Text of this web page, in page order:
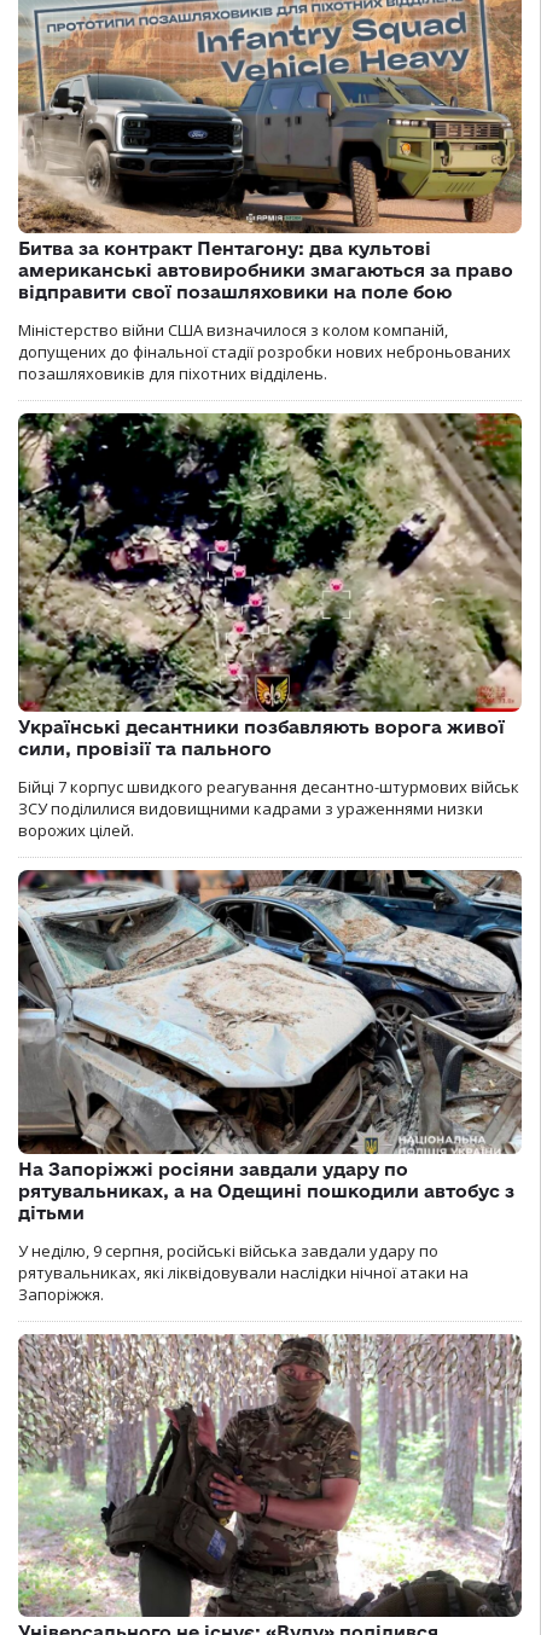
Битва за контракт Пентагону: два культові
американські автовиробники змагаються за право
відправити свої позашляховики на поле бою
Міністерство війни США визначилося з колом компаній,
допущених до фінальної стадії розробки нових неброньованих
позашляховиків для піхотних відділень.
Українські десантники позбавляють ворога живої
сили, провізії та пального
Бійці 7 корпус швидкого реагування десантно-штурмових військ
ЗСУ поділилися видовищними кадрами з ураженнями низки
ворожих цілей.
На Запоріжжі росіяни завдали удару по
рятувальниках, а на Одещині пошкодили автобус з
дітьми
У неділю, 9 серпня, російські війська завдали удару по
рятувальниках, які ліквідовували наслідки нічної атаки на
Запоріжжя.